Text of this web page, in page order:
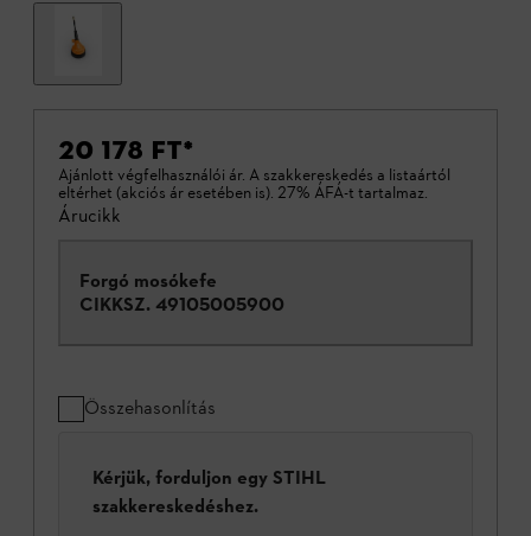
20 178 FT*
Ajánlott végfelhasználói ár. A szakkereskedés a listaártól
eltérhet (akciós ár esetében is). 27% ÁFÁ-t tartalmaz.
Árucikk
Forgó mosókefe
CIKKSZ. 49105005900
Összehasonlítás
Kérjük, forduljon egy STIHL
szakkereskedéshez.